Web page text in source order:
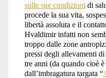
sulle sue condizioni di
procede la sua vita,
libertà assoluta e il
Hvaldimir infatti non
troppo dalle zone
pressi degli allevamenti
tre anni (da quando cioè
dall’imbragatura targata “